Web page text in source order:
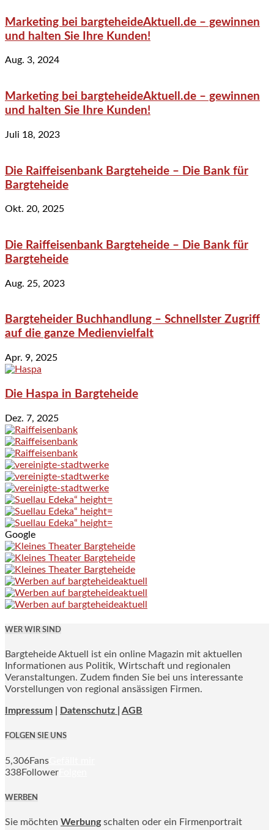
Marketing bei bargteheideAktuell.de – gewinnen
und halten Sie Ihre Kunden!
Aug. 3, 2024
Marketing bei bargteheideAktuell.de – gewinnen
und halten Sie Ihre Kunden!
Juli 18, 2023
Die Raiffeisenbank Bargteheide – Die Bank für
Bargteheide
Okt. 20, 2025
Die Raiffeisenbank Bargteheide – Die Bank für
Bargteheide
Aug. 25, 2023
Bargteheider Buchhandlung – Schnellster Zugriff
auf die ganze Medienvielfalt
Apr. 9, 2025
Die Haspa in Bargteheide
Dez. 7, 2025
Google
WER WIR SIND
Bargteheide Aktuell ist ein online Magazin mit aktuellen
Informationen aus Politik, Wirtschaft und regionalen
Veranstaltungen. Zudem finden Sie bei uns interessante
Vorstellungen von regional ansässigen Firmen.
Impressum Datenschutz | AGB
FOLGEN SIE UNS
5,306Fans
338Follower
WERBEN
Sie möchten Werbung schalten oder ein Firmenportrait